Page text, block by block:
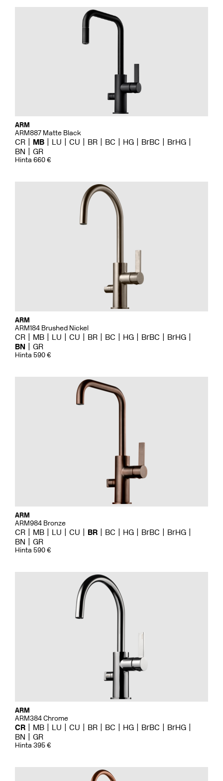
ARM
ARM887 Matte Black
CR MB LU CU BR BC HG BrBC
BrHG
BN
GR
Hinta 660 €
ARM
ARM184 Brushed Nickel
CR MB LU CU BR BC HG BrBC
BrHG
BN
GR
Hinta 590 €
ARM
ARM984 Bronze
CR MB LU CU BR BC HG BrBC
BrHG
BN
GR
Hinta 590 €
ARM
ARM384 Chrome
CR MB LU CU BR BC HG BrBC
BrHG
BN
GR
Hinta 395 €